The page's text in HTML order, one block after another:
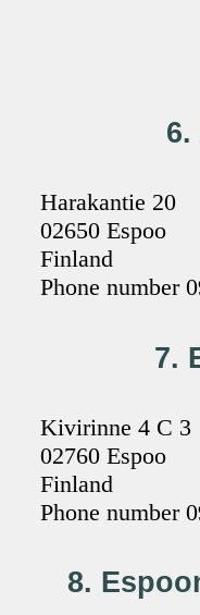
Harakantie 20
02650 Espoo
Finland
Phone number
7.
Kivirinne 4 C 3
02760 Espoo
Finland
Phone number
8.